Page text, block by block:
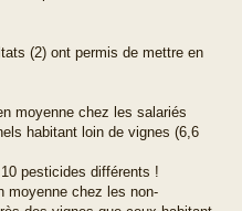
(2) ont permis de mettre en
moyenne chez les salariés
habitant loin de vignes (6,6
pesticides différents !
moyenne chez les non-